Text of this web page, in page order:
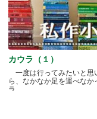
カウラ（１）
一度は行ってみたいと思
ら、なかなか足を運べなか
ラ.....